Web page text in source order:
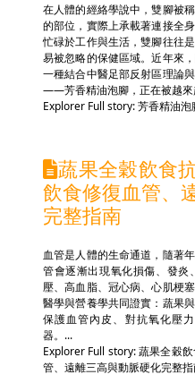
在人體的經絡學說中，雙腳被
的部位，實際上承載著連接全
忙碌於工作與生活，雙腳往往
易被忽略的保健區域。近年來
一種結合中醫足部反射區理論
——芳香精油泡腳，正在被越來
Explorer Full story: 芳香精油
蔬果全穀飲食
飲食修復血管、
完整指南
血管是人體的生命通道，隨著
管會逐漸出現氧化損傷、發炎
壓、高血脂、冠心病、心肌梗
醫學與營養學共同證實：蔬果
保護血管內皮、對抗氧化壓
器。...
Explorer Full story: 蔬果全穀
管、遠離三高與動脈硬化完整